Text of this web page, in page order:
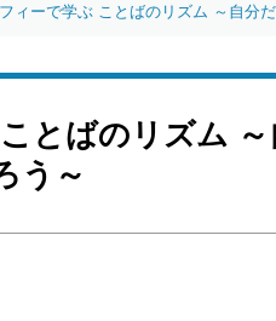
ィーで学ぶ ことばのリズム ～自分
とばのリズム
う～